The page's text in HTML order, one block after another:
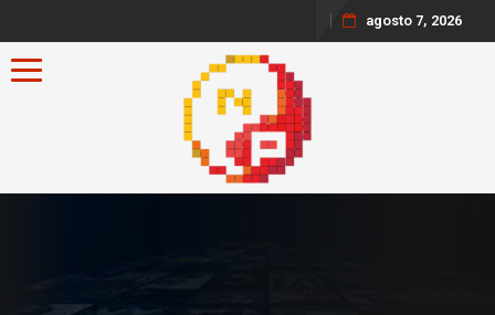
agosto 7, 2026
Toggle navigation